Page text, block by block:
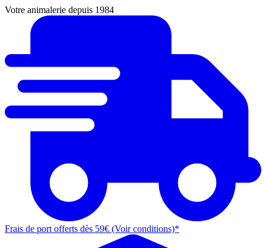
Votre animalerie depuis 1984
Frais de port offerts dès 59€ (Voir conditions)*